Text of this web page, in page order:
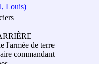
Louis)
l'armée de terre
commandant